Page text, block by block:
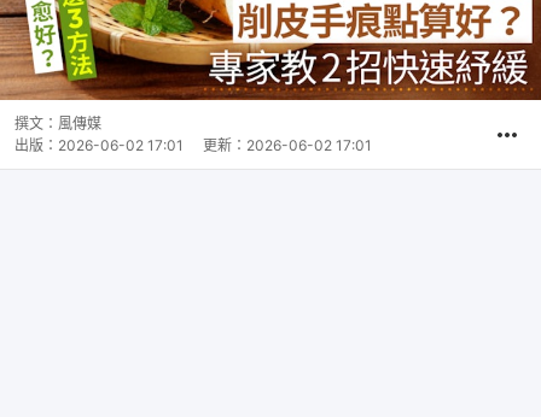
撰文： 風傳媒
出版： 2026-06-02 17:01 更新： 2026-06-02 17:01